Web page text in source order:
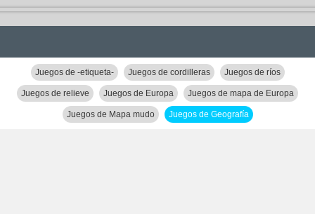
Juegos de -etiqueta- Juegos de cordilleras Juegos de ríos
Juegos de relieve Juegos de Europa Juegos de mapa de Europa
Juegos de Mapa mudo Juegos de Geografía